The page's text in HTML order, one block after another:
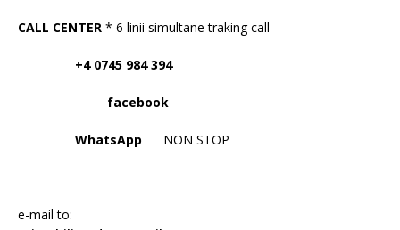
CALL CENTER * 6 linii simultane traking call
+4 0745 984 394
facebook
WhatsApp NON STOP
e-mail to: